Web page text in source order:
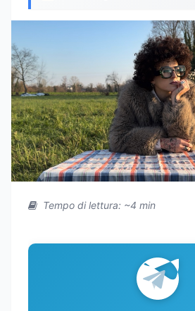
Tempo di lettura: ~4 min